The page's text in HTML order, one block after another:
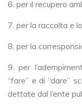
6. per il recupero
7. per la raccolta e
8. per la
9. per
“fare” e di “dare”
dettate dal l’ente